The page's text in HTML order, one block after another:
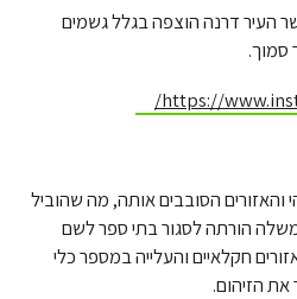
מתו כאשר העיר דרנה הוצפה בגלל גשמים
סמוך.
https://
והאזורים הסובבים אותה, מה שהוביל
הורתה לסגור בתי ספר לשם
חקלאיים והעלייה במספר כלי
הזיהום.